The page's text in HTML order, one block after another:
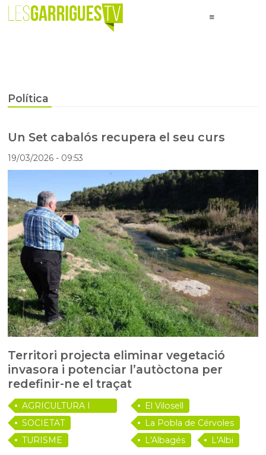
Política
Un Set cabalós recupera el seu curs
19/03/2026- 09:53
Territori projecta eliminar vegetació
invasora i potenciar l’autòctona per
redefinir-ne el traçat
AGRICULTURA I
RAMADERIA
SOCIETAT
TURISME
El Vilosell
La Pobla de Cérvoles
L'Albagés
L'Albi